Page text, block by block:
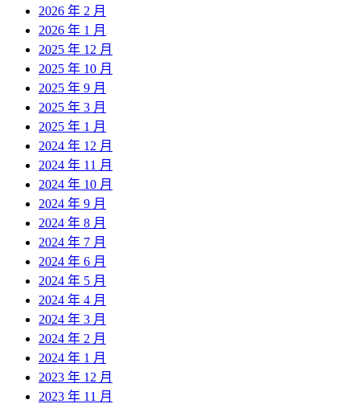
2026 年 2 月
2026 年 1 月
2025 年 12 月
2025 年 10 月
2025 年 9 月
2025 年 3 月
2025 年 1 月
2024 年 12 月
2024 年 11 月
2024 年 10 月
2024 年 9 月
2024 年 8 月
2024 年 7 月
2024 年 6 月
2024 年 5 月
2024 年 4 月
2024 年 3 月
2024 年 2 月
2024 年 1 月
2023 年 12 月
2023 年 11 月